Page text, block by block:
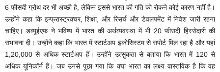
6 फीसदी ग्रोथ दर भी अच्छी है, लेकिन इससे भारत की गति को रोकने कोई कारण नहीं है।
उन्होंने कहा कि इन्फ्रास्ट्रक्चर, शिक्षा, और रिसर्च और डेवलपमेंट में निवेश जारी रहना
चाहिए। डब्यूईएफ ने भविष्य में भारत की अर्थव्यवस्था में भी 20 फीसदी हिस्सेदारी की
संभावना दी। उन्होंने कहा कि भारत में स्टार्टअप इकोसिस्टम से सपोर्ट मिल रहा है और यहां
1,20,000 से अधिक स्टार्टअप हैं। उन्होंने उत्सुकता से बताया कि भारत में 120 से
अधिक यूनिकॉर्न हैं। जब उनसे पूछा गया कि क्या भारत का लक्ष्य वास्तविक है कि वह